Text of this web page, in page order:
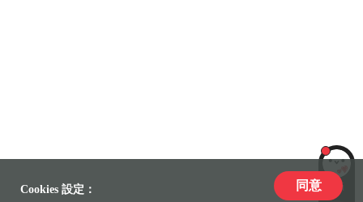
LiLi
Cookies 設定： 同意